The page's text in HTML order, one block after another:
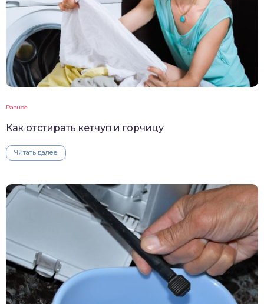
Разное
Как отстирать кетчуп и горчицу
Читать далее